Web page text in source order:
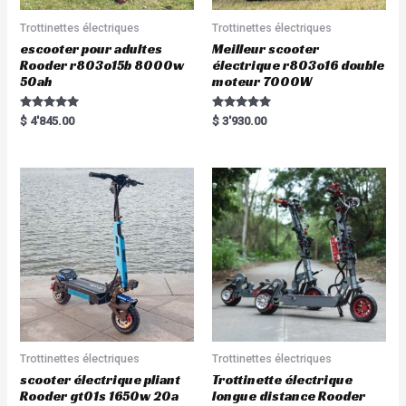
Trottinettes électriques
escooter pour adultes
Rooder r803o15b 8000w
50ah
Rated
5.00
$ 4'845.00
Trottinettes électriques
Meilleur scooter
électrique r803o16 double
moteur 7000W
Rated
5.00
$ 3'930.00
Trottinettes électriques
scooter électrique pliant
Rooder gt01s 1650w 20a
Trottinettes électriques
Trottinette électrique
longue distance Rooder